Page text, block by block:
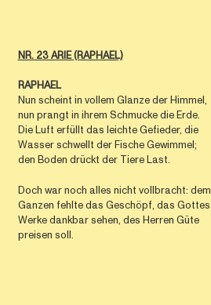
NR. 23 ARIE (RAPHAEL)
RAPHAEL
Nun scheint in vollem Glanze der Himmel,
nun prangt in ihrem Schmucke die Erde.
Die Luft erfüllt das leichte Gefieder, die
Wasser schwellt der Fische Gewimmel;
den Boden drückt der Tiere Last.
Doch war noch alles nicht vollbracht: dem
Ganzen fehlte das Geschöpf, das Gottes
Werke dankbar sehen, des Herren Güte
preisen soll.